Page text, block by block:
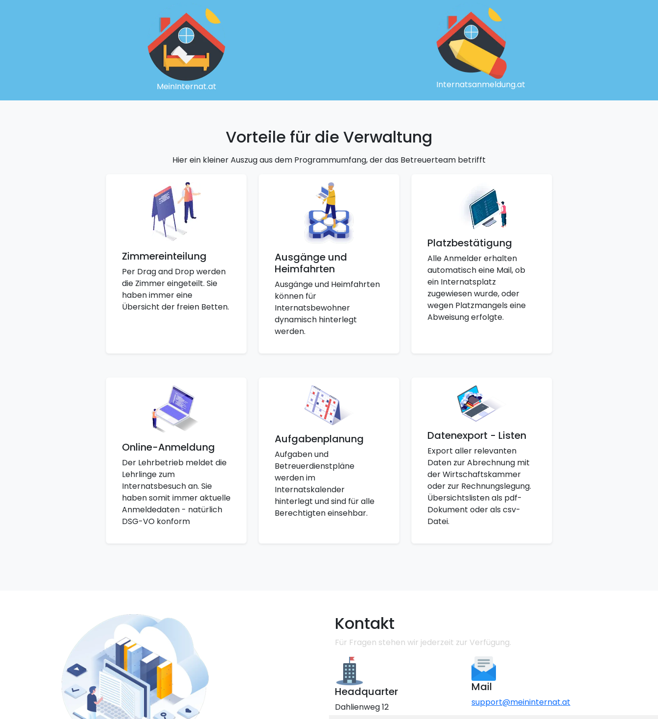
MeinInternat.at Internatsanmeldung.at
Vorteile für die Verwaltung
Hier ein kleiner Auszug aus dem Programmumfang, der das Betreuerteam betrifft
Zimmereinteilung
Per Drag and Drop werden
die Zimmer eingeteilt. Sie
haben immer eine
Übersicht der freien Betten.
Ausgänge und
Heimfahrten
Ausgänge und Heimfahrten
können für
Internatsbewohner
dynamisch hinterlegt
werden.
Platzbestätigung
Alle Anmelder erhalten
automatisch eine Mail, ob
ein Internatsplatz
zugewiesen wurde, oder
wegen Platzmangels eine
Abweisung erfolgte.
Online-Anmeldung
Der Lehrbetrieb meldet die
Lehrlinge zum
Internatsbesuch an. Sie
haben somit immer aktuelle
Anmeldedaten - natürlich
DSG-VO konform
Aufgabenplanung
Aufgaben und
Betreuerdienstpläne
werden im
Internatskalender
hinterlegt und sind für alle
Berechtigten einsehbar.
Datenexport - Listen
Export aller relevanten
Daten zur Abrechnung mit
der Wirtschaftskammer
oder zur Rechnungslegung.
Übersichtslisten als pdf-
Dokument oder als csv-
Datei.
Kontakt
Für Fragen stehen wir jederzeit zur Verfügung.
Headquarter
Dahlienweg 12
Mail
support@meininternat.at